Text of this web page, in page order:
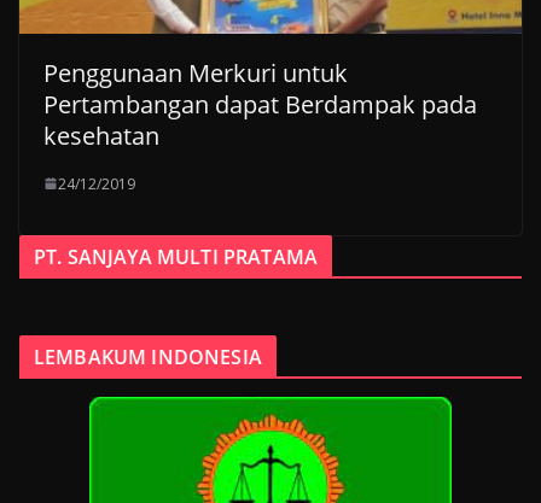
Penggunaan Merkuri untuk
Pertambangan dapat Berdampak pada
kesehatan
24/12/2019
PT. SANJAYA MULTI PRATAMA
LEMBAKUM INDONESIA